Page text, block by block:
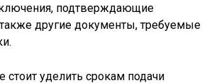
подтверждающие
другие документы, требуемые
стоит уделить срокам подачи